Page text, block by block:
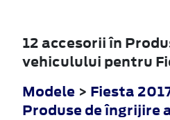
12 accesorii în
vehiculului pentru
Modele > Fiesta
Produse de îngrijire